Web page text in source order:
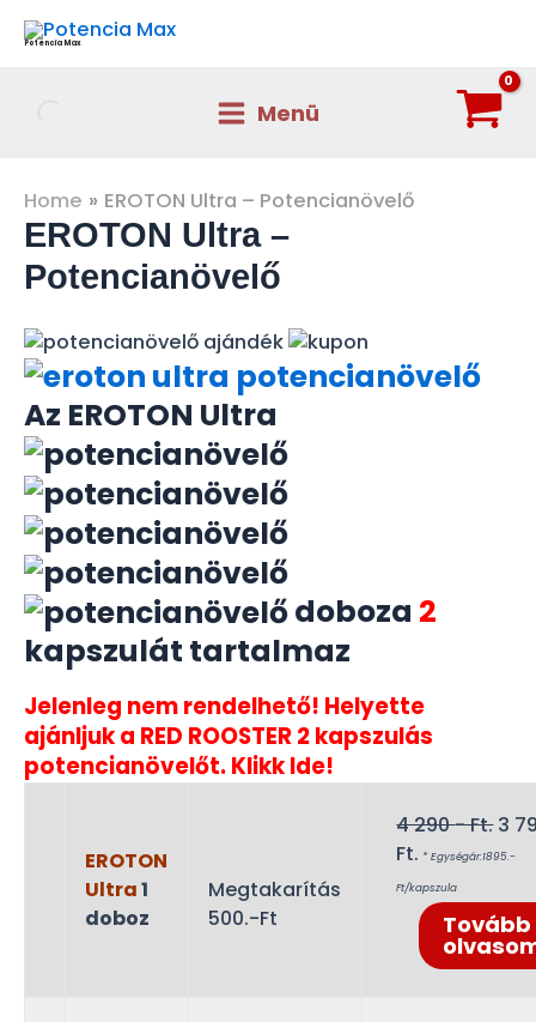
Potencia Max
Main
Menu
Menü
Home EROTON Ultra – Potencianövelő
EROTON Ultra –
Potencianövelő
Az EROTON Ultra
doboza 2
kapszulát tartalmaz
Jelenleg nem rendelhető! Helyette
ajánljuk a RED ROOSTER 2 kapszulás
potencianövelőt. Klikk Ide!
EROTON
Ultra1
doboz
Megtakarítás
500.-Ft
4 290- Ft.
4
Ft..
3
Ft. Current
price
is:
790 -
* Egységár:1895.-
Ft/kapszula
Tovább